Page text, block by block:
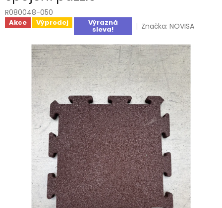
R080048-050
Akce Výprodej Výrazná
sleva! Značka:NOVISA